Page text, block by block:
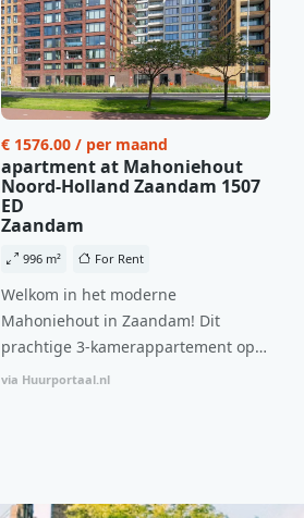
€ 1576.00 / per maand
apartment at Mahoniehout
Noord-Holland Zaandam 1507
ED
Zaandam
996 m² For Rent
Welkom in het moderne
Mahoniehout in Zaandam! Dit
prachtige 3-kamerappartement op
de 6e verdieping biedt een ideale
van €107,50 per maand is dit een
via Huurportaal.nl